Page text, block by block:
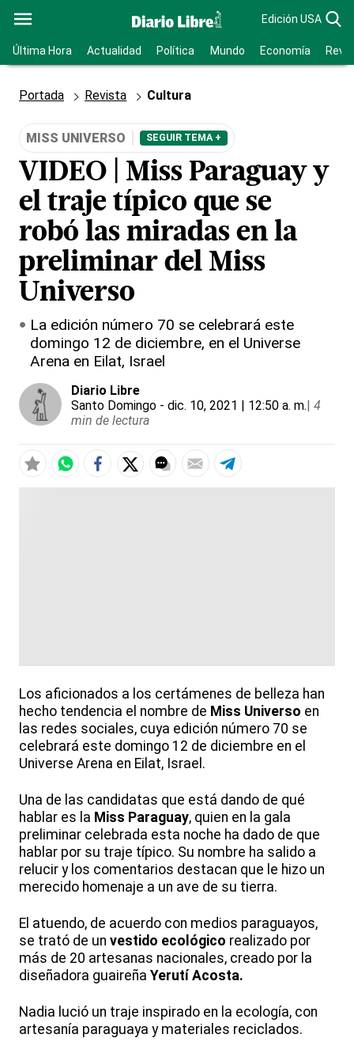
Edición USA
Última Hora Actualidad Política Mundo Economía
Portada Revista Cultura
MISS UNIVERSO SEGUIR TEMA +
VIDEO | Miss Paraguay y
el traje típico que se
robó las miradas en la
preliminar del Miss
Universo
La edición número 70 se celebrará este
domingo 12 de diciembre, en el Universe
Arena en Eilat, Israel
Diario Libre
Santo Domingo - dic. 10, 2021 | 12:50 a. m.| 4
min de lectura
Los aficionados a los certámenes de belleza han
hecho tendencia el nombre de Miss Universo en
las redes sociales, cuya edición número 70 se
celebrará este domingo 12 de diciembre en el
Universe Arena en Eilat, Israel.
Una de las candidatas que está dando de qué
hablar es la Miss Paraguay, quien en la gala
preliminar celebrada esta noche ha dado de que
hablar por su traje típico. Su nombre ha salido a
relucir y los comentarios destacan que le hizo un
merecido homenaje a un ave de su tierra.
El atuendo, de acuerdo con medios paraguayos,
se trató de un vestido ecológico realizado por
más de 20 artesanas nacionales, creado por la
diseñadora guaireña Yerutí Acosta.
Nadia lució un traje inspirado en la ecología, con
artesanía paraguaya y materiales reciclados.